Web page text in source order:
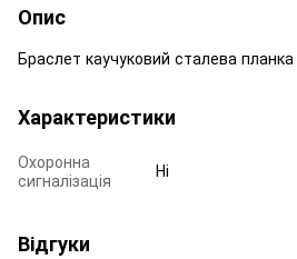
Опис
Браслет каучуковий сталева
Характеристики
Охоронна
сигналізація
Ні
Відгуки